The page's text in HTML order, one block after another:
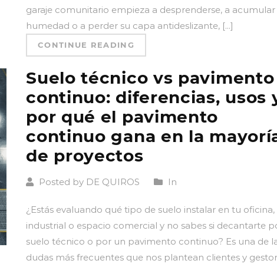
garaje comunitario empieza a desprenderse, a acumular
humedad o a perder su capa antideslizante, [...]
CONTINUE READING
Suelo técnico vs pavimento
continuo: diferencias, usos
por qué el pavimento
continuo gana en la
de proyectos
Posted by DE QUIROS In
¿Estás evaluando qué tipo de suelo instalar en tu oficina,
industrial o espacio comercial y no sabes si decantarte
suelo técnico o por un pavimento continuo? Es una de
dudas más frecuentes que nos plantean clientes y